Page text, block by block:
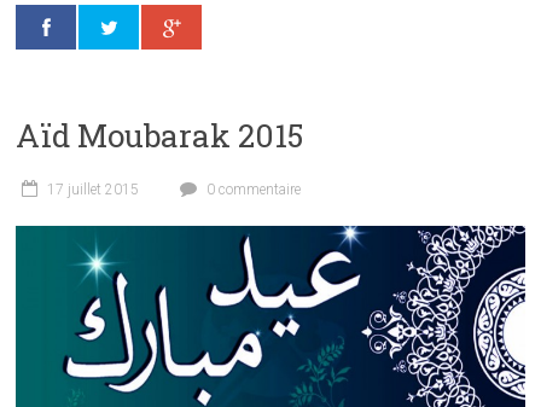
Aïd Moubarak 2015
17 juillet 2015 0 commentaire